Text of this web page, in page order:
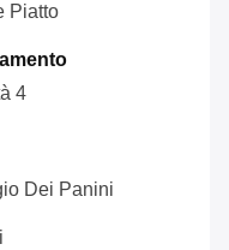
Piatto
4
Dei Panini